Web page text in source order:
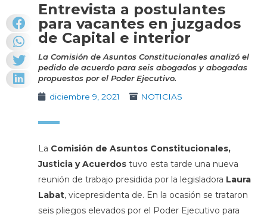
Entrevista a postulantes
para vacantes en juzgados
de Capital e interior
La Comisión de Asuntos Constitucionales analizó el
pedido de acuerdo para seis abogados y abogadas
propuestos por el Poder Ejecutivo.
diciembre 9, 2021
NOTICIAS
La Comisión de Asuntos Constitucionales,
Justicia y Acuerdostuvo esta tarde una nueva
reunión de trabajo presidida por la legisladora Laura
Labat, vicepresidenta de. En la ocasión se trataron
seis pliegos elevados por el Poder Ejecutivo para